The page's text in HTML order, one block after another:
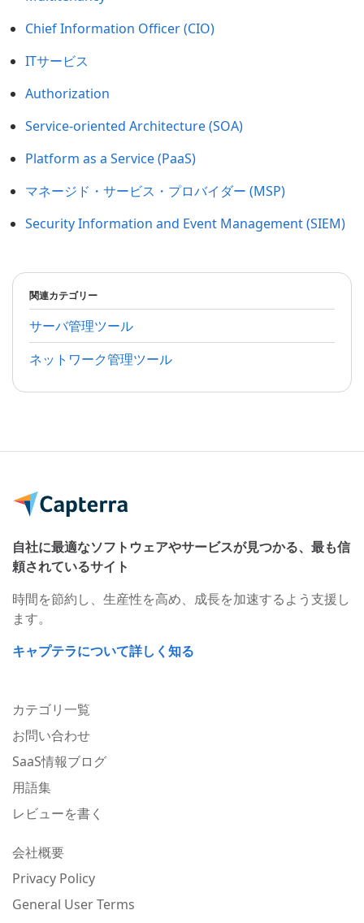
Chief Information Officer (CIO)
ITサービス
Authorization
Service-oriented Architecture (SOA)
Platform as a Service (PaaS)
マネージド・サービス・プロバイダー (MSP)
Security Information and Event Management (SIEM)
関連カテゴリー
サーバ管理ツール
ネットワーク管理ツール
自社に最適なソフトウェアやサービスが見つかる、最も信
頼されているサイト
時間を節約し、生産性を高め、成長を加速するよう支援し
ます。
キャプテラについて詳しく知る
カテゴリ一覧
お問い合わせ
SaaS情報ブログ
用語集
レビューを書く
会社概要
Privacy Policy
General User Terms